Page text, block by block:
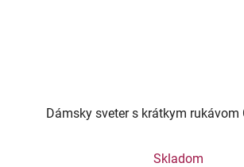
Dámsky sveter s krátkym rukávom
Skladom